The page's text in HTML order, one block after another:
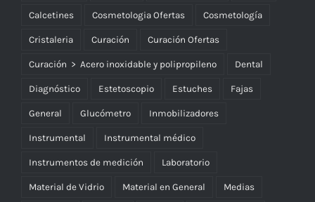
Calcetines Cosmetologia Ofertas Cosmetología
Cristaleria Curación Curación Ofertas
Curación > Acero inoxidable y polipropileno Dental
Diagnóstico Estetoscopio Estuches Fajas
General Glucómetro Inmobilizadores
Instrumental Instrumental médico
Instrumentos de medición Laboratorio
Material de Vidrio Material en General Medias